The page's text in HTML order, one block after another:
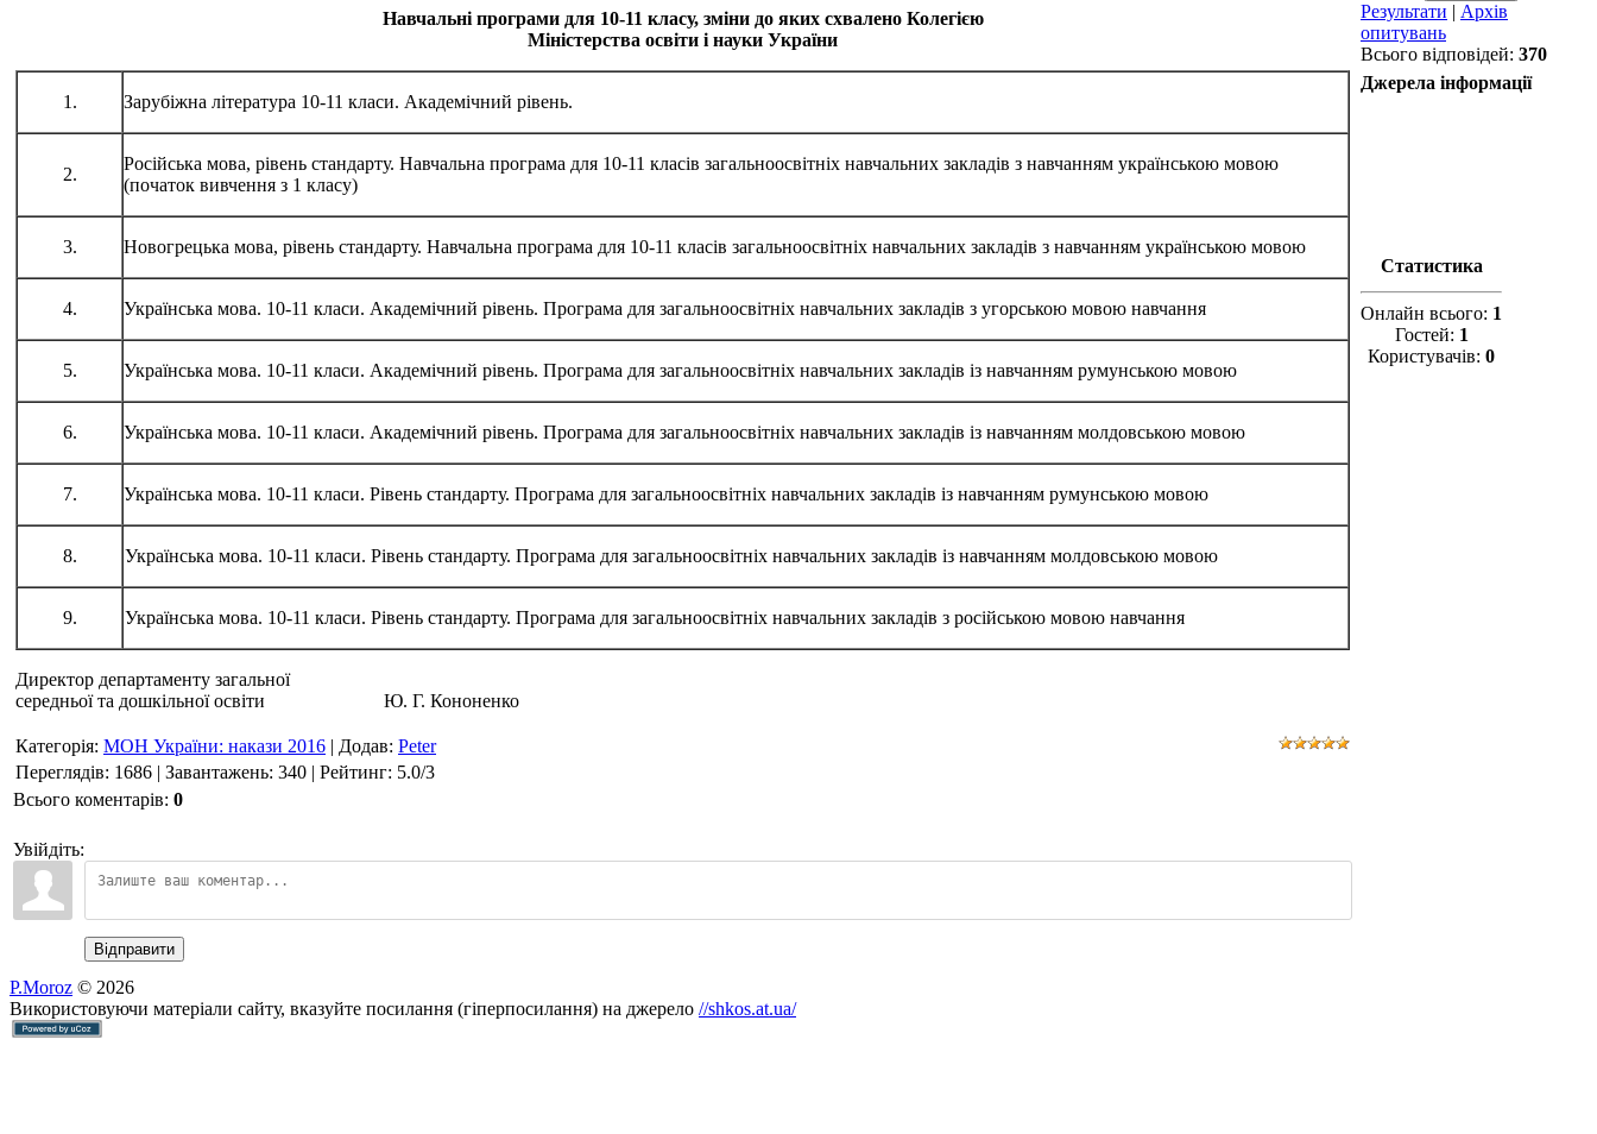
Навчальні програми для 10-11 класу, зміни до яких схвалено Колегією
Міністерства освіти і науки України
1. Зарубіжна література 10-11 класи. Академічний рівень.
2.
Російська мова, рівень стандарту. Навчальна програма для 10-11 класів загальноосвітніх навчальних закладів з навчанням українською мовою
(початок вивчення з 1 класу)
3. Новогрецька мова, рівень стандарту. Навчальна програма для 10-11 класів загальноосвітніх навчальних закладів з навчанням українською мовою
4. Українська мова. 10-11 класи. Академічний рівень. Програма для загальноосвітніх навчальних закладів з угорською мовою навчання
5. Українська мова. 10-11 класи. Академічний рівень. Програма для загальноосвітніх навчальних закладів із навчанням румунською мовою
6. Українська мова. 10-11 класи. Академічний рівень. Програма для загальноосвітніх навчальних закладів із навчанням молдовською мовою
7. Українська мова. 10-11 класи. Рівень стандарту. Програма для загальноосвітніх навчальних закладів із навчанням румунською мовою
8. Українська мова. 10-11 класи. Рівень стандарту. Програма для загальноосвітніх навчальних закладів із навчанням молдовською мовою
9. Українська мова. 10-11 класи. Рівень стандарту. Програма для загальноосвітніх навчальних закладів з російською мовою навчання
Директор департаменту загальної
середньої та дошкільної освіти Ю. Г. Кононенко
Категорія: МОН України: накази 2016 | Додав: Peter
Переглядів: 1686 | Завантажень: 340 | Рейтинг: 5.0/3
Всього коментарів: 0
Увійдіть:
Відправити
Результати
Архів
опитувань
Всього відповідей: 370
Джерела інформації
Статистика
Онлайн всього: 1
Гостей: 1
Користувачів: 0
P.Moroz © 2026
Використовуючи матеріали сайту, вказуйте посилання (гіперпосилання) на джерело //shkos.at.ua/